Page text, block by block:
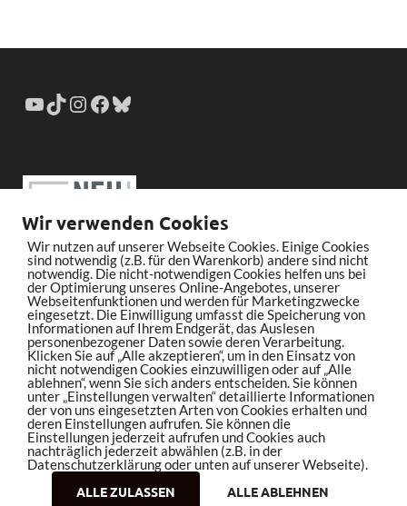
Wir verwenden Cookies
Wir nutzen auf unserer Webseite Cookies. Einige Cookies
sind notwendig (z.B. für den Warenkorb) andere sind nicht
notwendig. Die nicht-notwendigen Cookies helfen uns bei
der Optimierung unseres Online-Angebotes, unserer
Webseitenfunktionen und werden für Marketingzwecke
eingesetzt. Die Einwilligung umfasst die Speicherung von
Informationen auf Ihrem Endgerät, das Auslesen
personenbezogener Daten sowie deren Verarbeitung.
Klicken Sie auf „Alle akzeptieren“, um in den Einsatz von
nicht notwendigen Cookies einzuwilligen oder auf „Alle
ablehnen“, wenn Sie sich anders entscheiden. Sie können
unter „Einstellungen verwalten“ detaillierte Informationen
der von uns eingesetzten Arten von Cookies erhalten und
deren Einstellungen aufrufen. Sie können die
Einstellungen jederzeit aufrufen und Cookies auch
nachträglich jederzeit abwählen (z.B. in der
Datenschutzerklärung oder unten auf unserer Webseite).
ALLE ZULASSEN
ALLE ABLEHNEN